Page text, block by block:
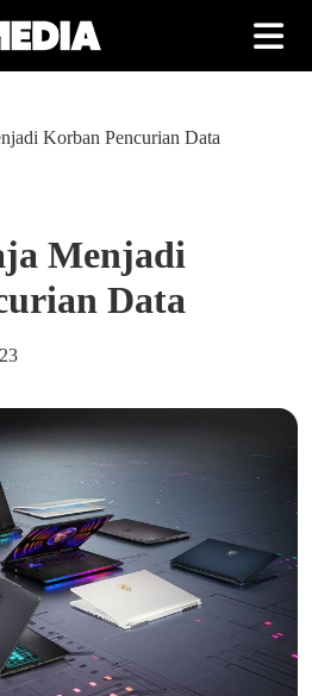
Korban Pencurian Data
Menjadi
Data